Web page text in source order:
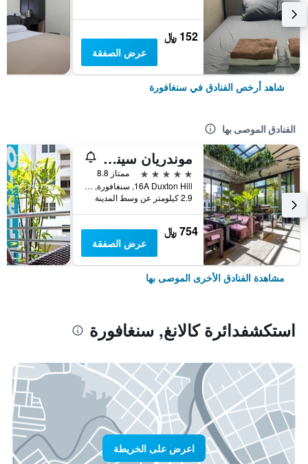
152 ﷼
عرض الصفقة
شاهد أرخص الفنادق في سنغافورة
الفنادق الموصى بها
موندريان سينجابور دوكستون
5 نجوم
ممتاز 8.8
16A Duxton Hill, سنغافورة, سنغافورة
2.9 كيلومتر عن وسط المدينة
754 ﷼
عرض الصفقة
مشاهدة الفنادق الأخرى الموصى بها
استكشفدائرة كالانغ, سنغافورة
اعرض على الخريطة